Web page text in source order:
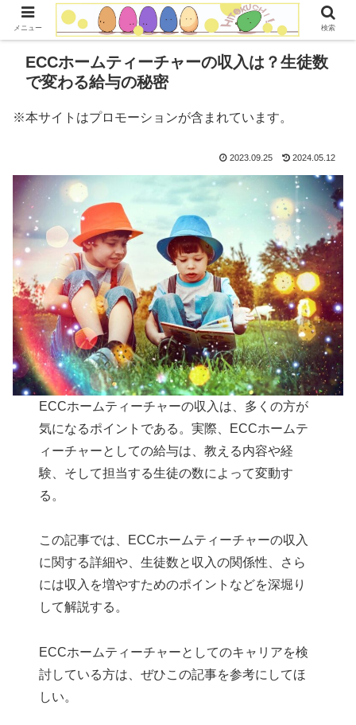
コンテンツへスキップ
ECCホームティーチャーの収入は？生徒数
で変わる給与の秘密
※本サイトはプロモーションが含まれています。
2023.09.25 2024.05.12
ECCホームティーチャーの収入は、多くの方が
気になるポイントである。実際、ECCホームテ
ィーチャーとしての給与は、教える内容や経
験、そして担当する生徒の数によって変動す
る。
この記事では、ECCホームティーチャーの収入
に関する詳細や、生徒数と収入の関係性、さら
には収入を増やすためのポイントなどを深堀り
して解説する。
ECCホームティーチャーとしてのキャリアを検
討している方は、ぜひこの記事を参考にしてほ
しい。
メニュー 検索